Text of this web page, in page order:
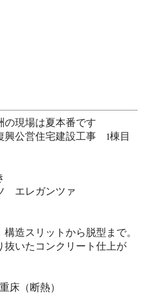
の現場は夏本番です
興公営住宅建設工事 1棟目
エレガンツァ
構造スリットから脱型まで。
抜いたコンクリート仕上が
床（断熱）